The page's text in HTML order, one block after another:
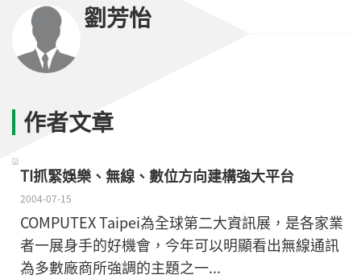
劉芳怡
作者文章
TI抓緊娛樂、無線、數位方向建構強大平台
2004-07-15
COMPUTEX Taipei為全球第二大資訊展，是各家業
者一展身手的好機會，今年可以明顯看出無線通訊
為多數廠商所強調的主題之一...